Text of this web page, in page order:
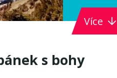
Více
s bohy